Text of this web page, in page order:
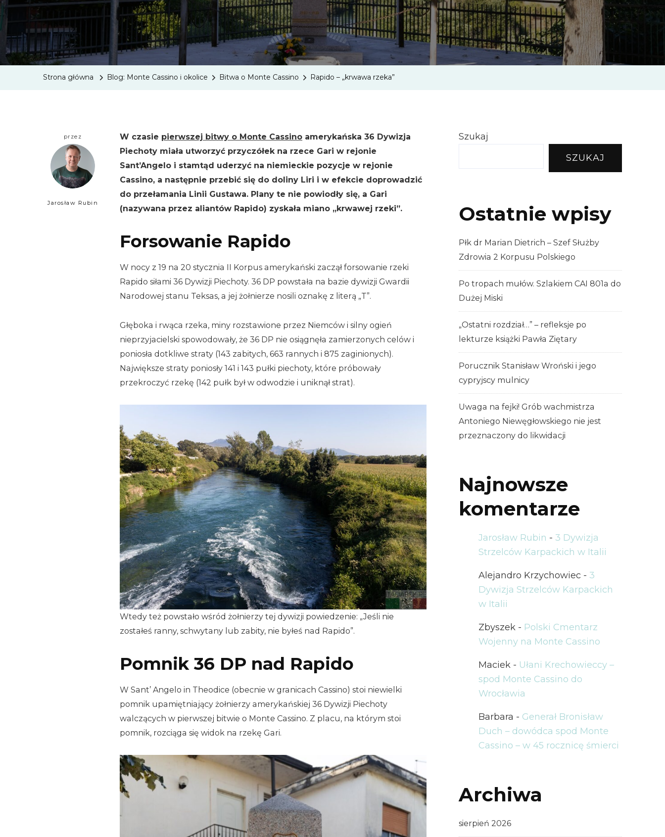
Strona główna Blog: Monte Cassino i okolice Bitwa o Monte Cassino Rapido – „krwawa rzeka”
przez
Jarosław Rubin
W czasie pierwszej bitwy o Monte Cassino amerykańska 36 Dywizja
Piechoty miała utworzyć przyczółek na rzece Gari w rejonie
Sant’Angelo i stamtąd uderzyć na niemieckie pozycje w rejonie
Cassino, a następnie przebić się do doliny Liri i w efekcie doprowadzić
do przełamania Linii Gustawa. Plany te nie powiodły się, a Gari
(nazywana przez aliantów Rapido) zyskała miano „krwawej rzeki”.
Forsowanie Rapido
W nocy z 19 na 20 stycznia II Korpus amerykański zaczął forsowanie rzeki
Rapido siłami 36 Dywizji Piechoty. 36 DP powstała na bazie dywizji Gwardii
Narodowej stanu Teksas, a jej żołnierze nosili oznakę z literą „T”.
Głęboka i rwąca rzeka, miny rozstawione przez Niemców i silny ogień
nieprzyjacielski spowodowały, że 36 DP nie osiągnęła zamierzonych celów i
poniosła dotkliwe straty (143 zabitych, 663 rannych i 875 zaginionych).
Największe straty poniosły 141 i 143 pułki piechoty, które próbowały
przekroczyć rzekę (142 pułk był w odwodzie i uniknął strat).
Wtedy też powstało wśród żołnierzy tej dywizji powiedzenie: „Jeśli nie
zostałeś ranny, schwytany lub zabity, nie byłeś nad Rapido”.
Pomnik 36 DP nad Rapido
W Sant’ Angelo in Theodice (obecnie w granicach Cassino) stoi niewielki
pomnik upamiętniający żołnierzy amerykańskiej 36 Dywizji Piechoty
walczących w pierwszej bitwie o Monte Cassino. Z placu, na którym stoi
pomnik, rozciąga się widok na rzekę Gari.
Szukaj
SZUKAJ
Ostatnie wpisy
Płk dr Marian Dietrich – Szef Służby
Zdrowia 2 Korpusu Polskiego
Po tropach mułów. Szlakiem CAI 801a do
Dużej Miski
„Ostatni rozdział…” – refleksje po
lekturze książki Pawła Ziętary
Porucznik Stanisław Wroński i jego
cypryjscy mulnicy
Uwaga na fejki! Grób wachmistrza
Antoniego Niewęgłowskiego nie jest
przeznaczony do likwidacji
Najnowsze
komentarze
Jarosław Rubin - 3 Dywizja
Strzelców Karpackich w Italii
Alejandro Krzychowiec - 3
Dywizja Strzelców Karpackich
w Italii
Zbyszek - Polski Cmentarz
Wojenny na Monte Cassino
Maciek - Ułani Krechowieccy –
spod Monte Cassino do
Wrocławia
Barbara - Generał Bronisław
Duch – dowódca spod Monte
Cassino – w 45 rocznicę śmierci
Archiwa
sierpień 2026